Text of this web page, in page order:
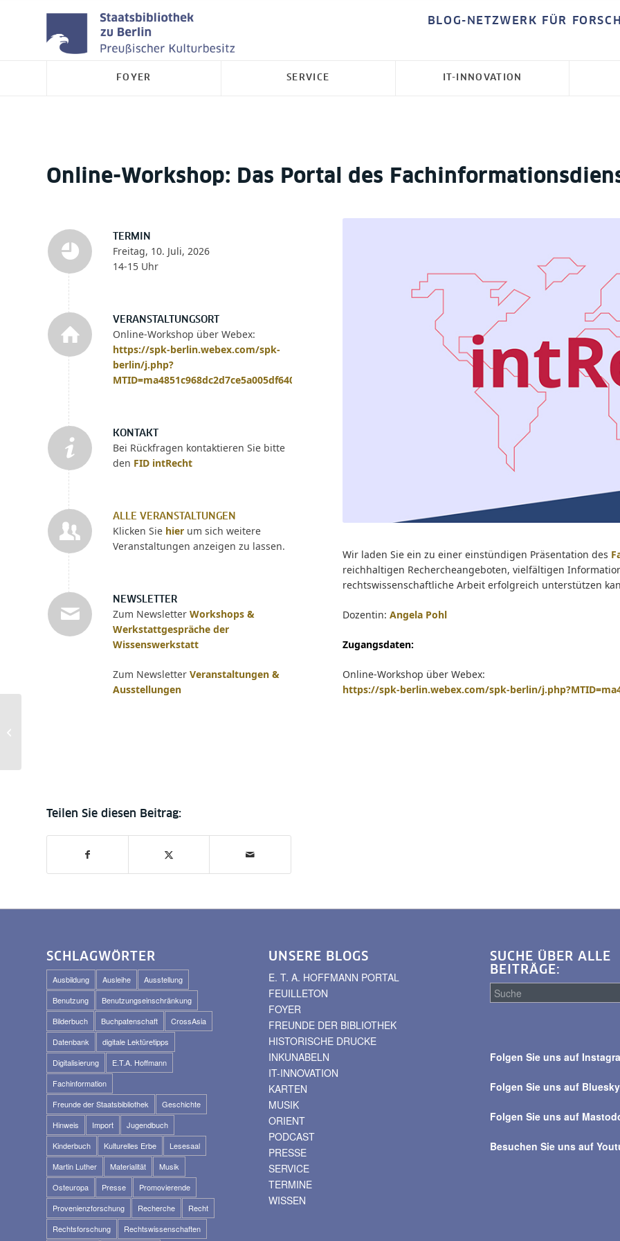
BLOG-NETZWERK FÜR
FOYER SERVICE IT-INNOVATION
Online-Workshop: Das Portal des
TERMIN
Freitag, 10. Juli, 2026
14-15 Uhr
VERANSTALTUNGSORT
Online-Workshop über Webex:
https://spk-berlin.webex.com/spk-
berlin/j.php?
MTID=ma4851c968dc2d7ce5a005df640457abb
KONTAKT
Bei Rückfragen kontaktieren Sie bitte
den FID intRecht
ALLE VERANSTALTUNGEN
Klicken Sie hier um sich weitere
Veranstaltungen anzeigen zu lassen.
NEWSLETTER
Zum Newsletter Workshops &
Werkstattgespräche der
Wissenswerkstatt
Zum Newsletter Veranstaltungen &
Ausstellungen
Wir laden Sie ein zu einer einstündigen Präsentation des
reichhaltigen Rechercheangeboten, vielfältigen
rechtswissenschaftliche Arbeit erfolgreich unterstützen
Dozentin: Angela Pohl
Zugangsdaten:
Online-Workshop über Webex:
https://spk-berlin.webex.com/spk-berlin/
SCHLAGWÖRTER
Ausbildung Ausleihe
Ausstellung
Benutzung
Benutzungseinschränkung
Bilderbuch
Buchpatenschaft
CrossAsia
Datenbank
digitale Lektüretipps
Digitalisierung
E.T.A. Hoffmann
Fachinformation
Freunde der Staatsbibliothek
Geschichte
Hinweis
Import
Jugendbuch
Kinderbuch
Kulturelles Erbe
Lesesaal
Martin Luther
Materialität
Musik
Osteuropa
Presse
Promovierende
Provenienzforschung
Recherche
Recht
Rechtsforschung
Rechtswissenschaften
UNSERE BLOGS
E. T. A. HOFFMANN PORTAL
FEUILLETON
FOYER
FREUNDE DER BIBLIOTHEK
HISTORISCHE DRUCKE
INKUNABELN
IT-INNOVATION
KARTEN
MUSIK
ORIENT
PODCAST
PRESSE
SERVICE
TERMINE
WISSEN
SUCHE ÜBER ALLE
BEITRÄGE:
alle
Folgen Sie uns auf
Folgen Sie uns auf Bluesky
Folgen Sie uns auf
Besuchen Sie uns auf